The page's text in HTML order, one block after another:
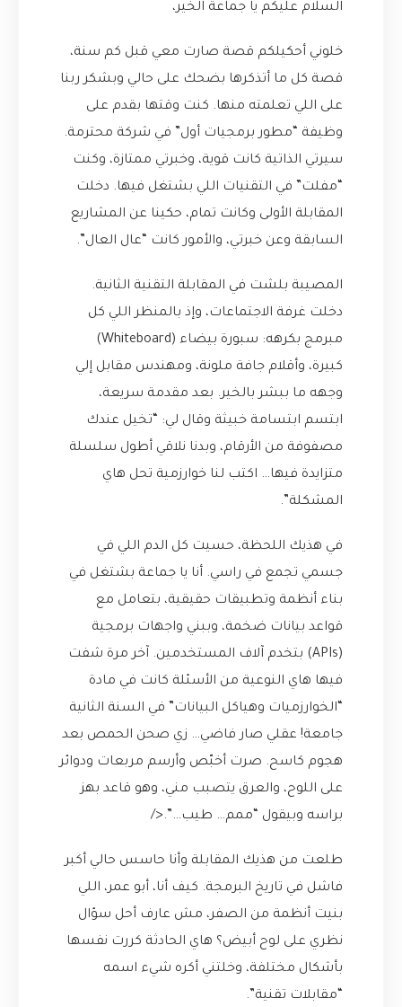
السلام عليكم يا جماعة الخير،
خلوني أحكيلكم قصة صارت معي قبل كم سنة،
قصة كل ما أتذكرها بضحك على حالي وبشكر ربنا
على اللي تعلمته منها. كنت وقتها بقدم على
وظيفة “مطور برمجيات أول” في شركة محترمة.
سيرتي الذاتية كانت قوية، وخبرتي ممتازة، وكنت
“مفلت” في التقنيات اللي بشتغل فيها. دخلت
المقابلة الأولى وكانت تمام، حكينا عن المشاريع
السابقة وعن خبرتي، والأمور كانت “عال العال”.
المصيبة بلشت في المقابلة التقنية الثانية.
دخلت غرفة الاجتماعات، وإذ بالمنظر اللي كل
مبرمج بكرهه: سبورة بيضاء (Whiteboard)
كبيرة، وأقلام جافة ملونة، ومهندس مقابل إلي
وجهه ما ببشر بالخير. بعد مقدمة سريعة،
ابتسم ابتسامة خبيثة وقال لي: “تخيل عندك
مصفوفة من الأرقام، وبدنا نلاقي أطول سلسلة
متزايدة فيها… اكتب لنا خوارزمية تحل هاي
المشكلة”.
في هذيك اللحظة، حسيت كل الدم اللي في
جسمي تجمع في راسي. أنا يا جماعة بشتغل في
بناء أنظمة وتطبيقات حقيقية، بتعامل مع
قواعد بيانات ضخمة، وببني واجهات برمجية
(APIs) بتخدم آلاف المستخدمين. آخر مرة شفت
فيها هاي النوعية من الأسئلة كانت في مادة
“الخوارزميات وهياكل البيانات” في السنة الثانية
جامعة! عقلي صار فاضي… زي صحن الحمص بعد
هجوم كاسح. صرت أخبّص وأرسم مربعات ودوائر
على اللوح، والعرق يتصبب مني، وهو قاعد بهز
براسه وبيقول “ممم… طيب…”.</
طلعت من هذيك المقابلة وأنا حاسس حالي أكبر
فاشل في تاريخ البرمجة. كيف أنا، أبو عمر، اللي
بنيت أنظمة من الصفر، مش عارف أحل سؤال
نظري على لوح أبيض؟ هاي الحادثة كررت نفسها
بأشكال مختلفة، وخلتني أكره شيء اسمه
“مقابلات تقنية”.